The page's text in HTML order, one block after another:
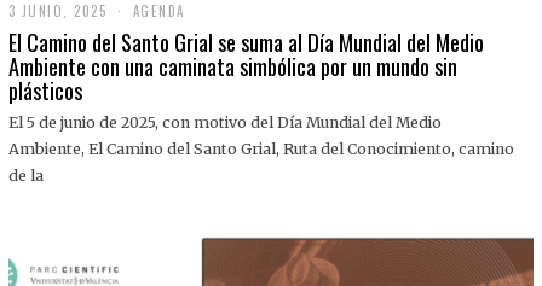
3 JUNIO, 2025
J
U
N
,
0
AGENDA
El Camino del Santo Grial se suma al Día Mundial del Medio
Ambiente con una caminata simbólica por un mundo sin
plásticos
El 5 de junio de 2025, con motivo del Día Mundial del Medio
Ambiente, El Camino del Santo Grial, Ruta del Conocimiento, camino
de la